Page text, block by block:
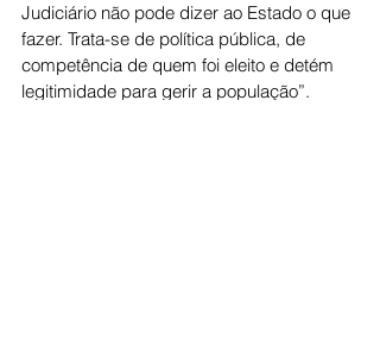
Judiciário não pode dizer ao Estado o que
fazer. Trata-se de política pública, de
competência de quem foi eleito e detém
legitimidade para gerir a população”.